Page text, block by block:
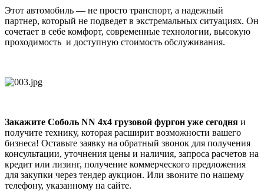
Этот автомобиль — не просто транспорт, а надежный
партнер, который не подведет в экстремальных ситуациях. Он
сочетает в себе комфорт, современные технологии, высокую
проходимость и доступную стоимость обслуживания.
Закажите Соболь NN 4х4 грузовой фургон уже сегодня и
получите технику, которая расширит возможности вашего
бизнеса! Оставьте заявку на обратный звонок для получения
консультации, уточнения цены и наличия, запроса расчетов на
кредит или лизинг, получение коммерческого предложения
для закупки через тендер аукцион. Или звоните по нашему
телефону, указанному на сайте.